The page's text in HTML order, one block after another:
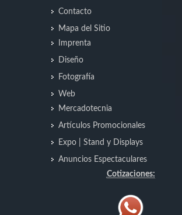
Contacto
Mapa del Sitio
Imprenta
Diseño
Fotografía
Web
Mercadotecnia
Artículos Promocionales
Expo | Stand y Displays
Anuncios Espectaculares
Cotizaciones: